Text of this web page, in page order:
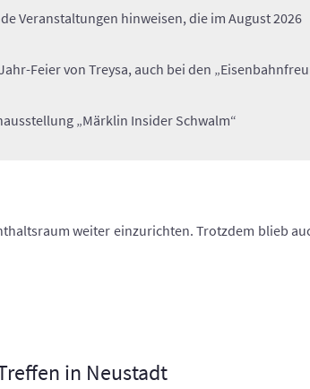
Veranstaltungen hinweisen, die im August 2026
Feier von Treysa, auch bei den
„Märklin Insider Schwalm“
weiter einzurichten. Trotzdem blieb
in Neustadt